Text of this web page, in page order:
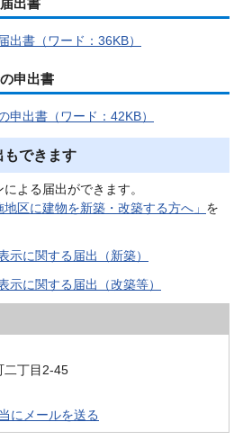
出書
出書（ワード：36KB）
申出書
申出書（ワード：42KB）
もできます
よる届出ができます。
地区に建物を新築・改築する方へ」 を
示に関する届出（新築）
示に関する届出（改築等）
丁目2-45
にメールを送る